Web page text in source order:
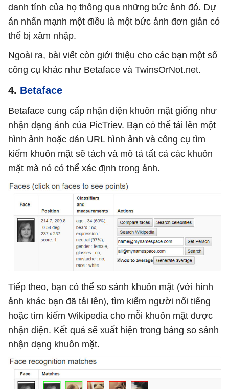
danh tính của họ thông qua những bức ảnh đó. Dự
án nhấn mạnh một điều là một bức ảnh đơn giản có
thể bị xâm nhập.
Ngoài ra, bài viết còn giới thiệu cho các bạn một số
công cụ khác như Betaface và TwinsOrNot.net.
4. Betaface
Betaface cung cấp nhận diện khuôn mặt giống như
nhận dạng ảnh của PicTriev. Bạn có thể tải lên một
hình ảnh hoặc dán URL hình ảnh và công cụ tìm
kiếm khuôn mặt sẽ tách và mô tả tất cả các khuôn
mặt mà nó có thể xác định trong ảnh.
Tiếp theo, bạn có thể so sánh khuôn mặt (với hình
ảnh khác bạn đã tải lên), tìm kiếm người nổi tiếng
hoặc tìm kiếm Wikipedia cho mỗi khuôn mặt được
nhận diện. Kết quả sẽ xuất hiện trong bảng so sánh
nhận dạng khuôn mặt.